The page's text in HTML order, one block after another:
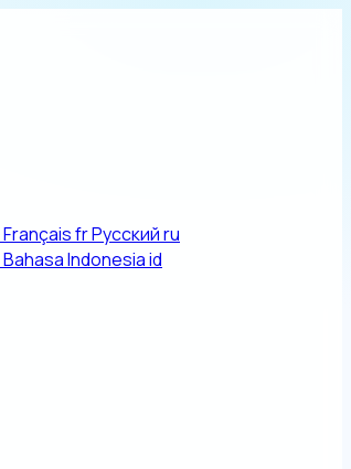
FrançaisfrРусскийru
Bahasa Indonesiaid